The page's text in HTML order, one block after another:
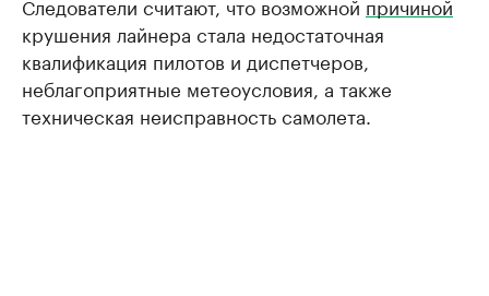
крушения лайнера стала недостаточная
квалификация пилотов и диспетчеров,
неблагоприятные метеоусловия, а также
техническая неисправность самолета.